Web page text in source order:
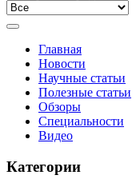
Главная
Новости
Научные статьи
Полезные статьи
Обзоры
Специальности
Видео
Категории